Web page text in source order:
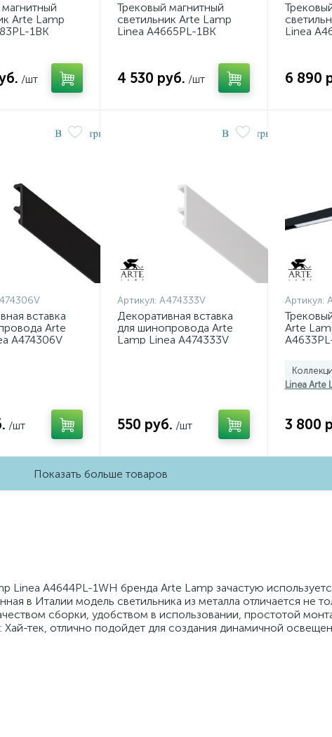
Arte Lamp
1BK
/шт
Трековый магнитный
светильник Arte Lamp
Linea A4665PL-1BK
4 530 руб. /шт
Linea
6 890
вставка
Arte
A474306V
/шт
Артикул: A474333V
Декоративная вставка
для шинопровода Arte
Lamp Linea A474333V
550 руб. /шт
Артикул:
Arte
Linea Arte
3 800
Показать больше товаров
Linea A4644PL-1WH бренда Arte Lamp зачастую
в Италии модель светильника из металла отличается не
сборки, удобством в использовании, простотой
тек, отлично подойдет для создания динамичной